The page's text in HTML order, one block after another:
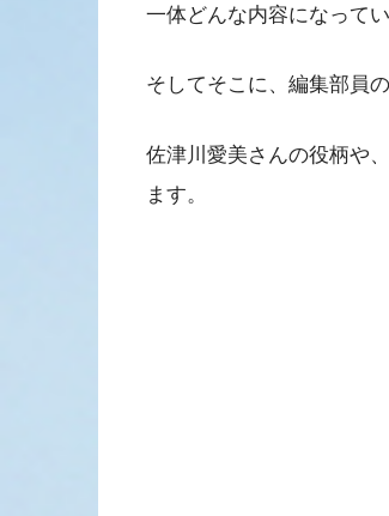
一体どんな内容になって
そしてそこに、編集部員
佐津川愛美さんの役柄や
ます。